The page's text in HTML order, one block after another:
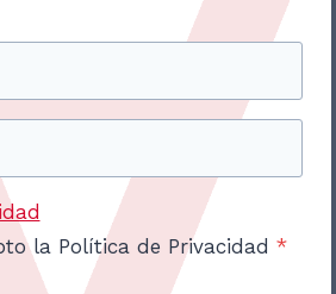
la Política de Privacidad *